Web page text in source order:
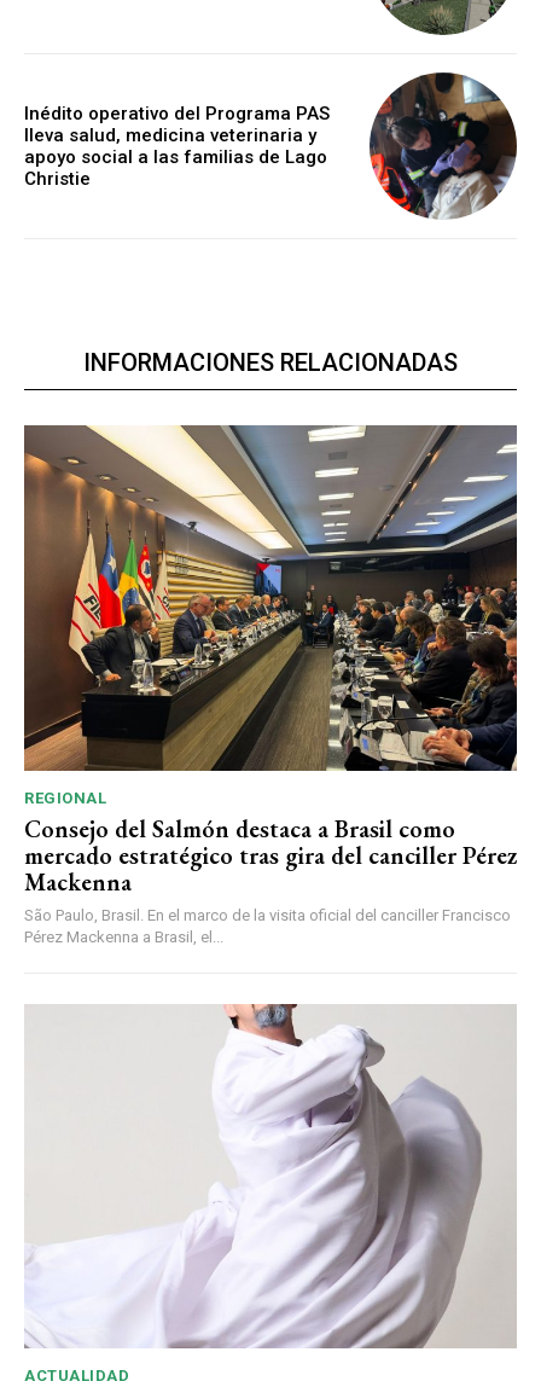
Inédito operativo del Programa PAS
lleva salud, medicina veterinaria y
apoyo social a las familias de Lago
Christie
INFORMACIONES RELACIONADAS
REGIONAL
Consejo del Salmón destaca a Brasil como
mercado estratégico tras gira del canciller Pérez
Mackenna
São Paulo, Brasil. En el marco de la visita oficial del canciller Francisco
Pérez Mackenna a Brasil, el...
ACTUALIDAD